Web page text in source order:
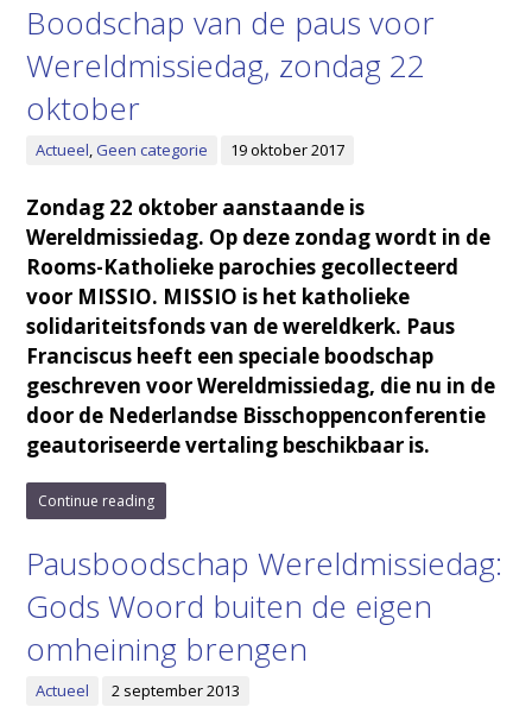
Boodschap van de paus voor
Wereldmissiedag, zondag 22
oktober
Actueel, Geen categorie 19 oktober 2017
Zondag 22 oktober aanstaande is
Wereldmissiedag. Op deze zondag wordt in de
Rooms-Katholieke parochies gecollecteerd
voor MISSIO. MISSIO is het katholieke
solidariteitsfonds van de wereldkerk. Paus
Franciscus heeft een speciale boodschap
geschreven voor Wereldmissiedag, die nu in de
door de Nederlandse Bisschoppenconferentie
geautoriseerde vertaling beschikbaar is.
Continue reading
Pausboodschap Wereldmissiedag:
Gods Woord buiten de eigen
omheining brengen
Actueel 2 september 2013